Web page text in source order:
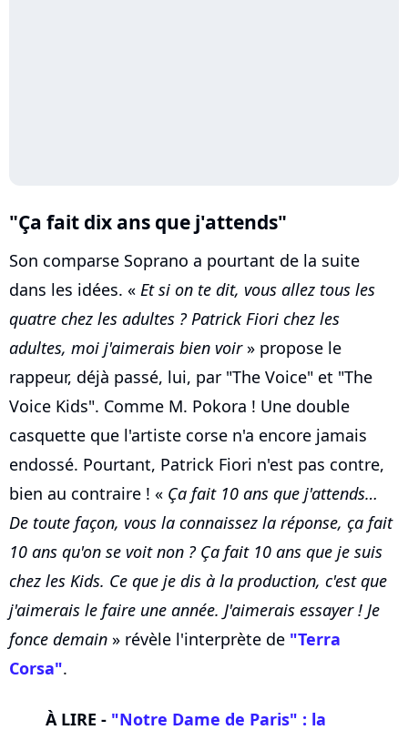
"Ça fait dix ans que j'attends"
Son comparse Soprano a pourtant de la suite
dans les idées. « Et si on te dit, vous allez tous les
quatre chez les adultes ? Patrick Fiori chez les
adultes, moi j'aimerais bien voir» propose le
rappeur, déjà passé, lui, par "The Voice" et "The
Voice Kids". Comme M. Pokora ! Une double
casquette que l'artiste corse n'a encore jamais
endossé. Pourtant, Patrick Fiori n'est pas contre,
bien au contraire ! « Ça fait 10 ans que j'attends…
De toute façon, vous la connaissez la réponse, ça fait
10 ans qu'on se voit non ? Ça fait 10 ans que je suis
chez les Kids. Ce que je dis à la production, c'est que
j'aimerais le faire une année. J'aimerais essayer ! Je
fonce demain » révèle l'interprète de "Terra
Corsa".
À LIRE - "Notre Dame de Paris" : la